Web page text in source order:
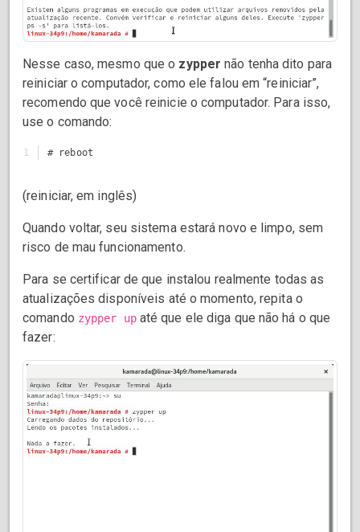
Nesse caso, mesmo que o zypper não tenha dito para
reiniciar o computador, como ele falou em “reiniciar”,
recomendo que você reinicie o computador. Para isso,
use o comando:
(reiniciar, em inglês)
Quando voltar, seu sistema estará novo e limpo, sem
risco de mau funcionamento.
Para se certificar de que instalou realmente todas as
atualizações disponíveis até o momento, repita o
comando zypper upaté que ele diga que não há o que
fazer: